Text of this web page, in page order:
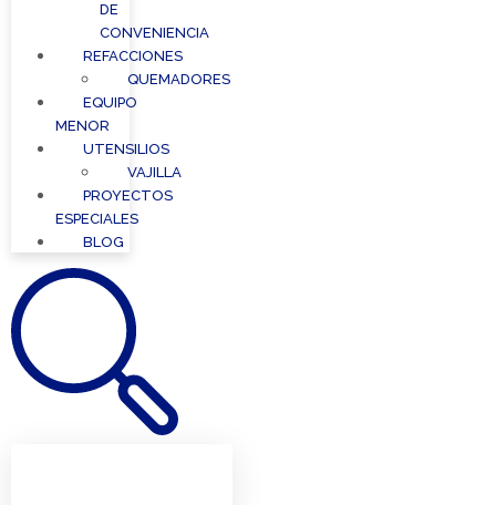
DE
CONVENIENCIA
REFACCIONES
QUEMADORES
EQUIPO
MENOR
UTENSILIOS
VAJILLA
PROYECTOS
ESPECIALES
BLOG